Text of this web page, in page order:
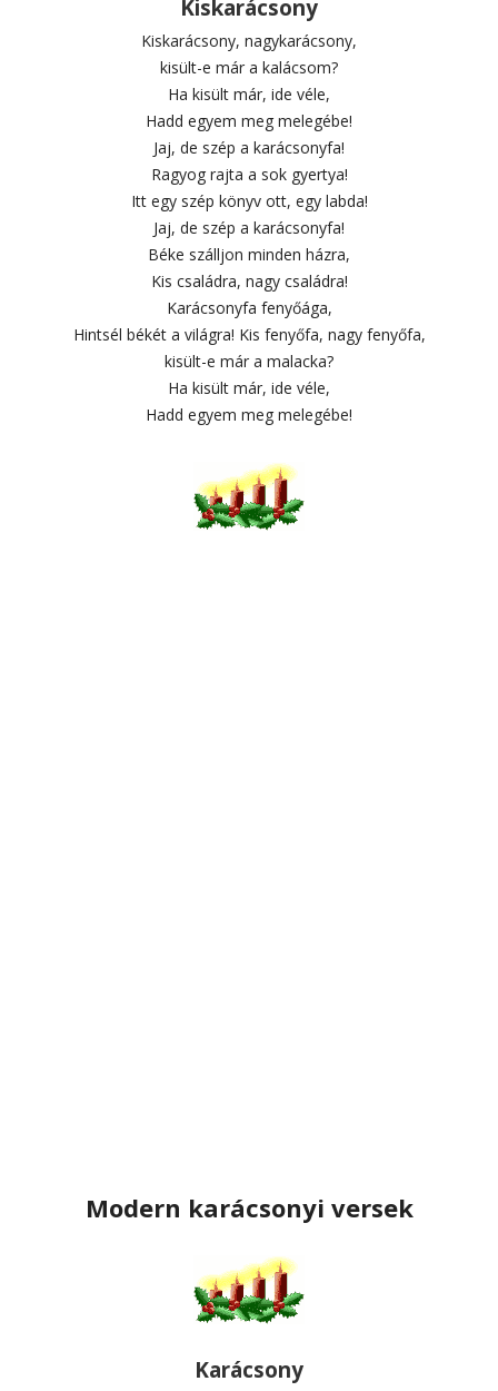
Kiskarácsony
Kiskarácsony, nagykarácsony,
kisült-e már a kalácsom?
Ha kisült már, ide véle,
Hadd egyem meg melegébe!
Jaj, de szép a karácsonyfa!
Ragyog rajta a sok gyertya!
Itt egy szép könyv ott, egy labda!
Jaj, de szép a karácsonyfa!
Béke szálljon minden házra,
Kis családra, nagy családra!
Karácsonyfa fenyőága,
Hintsél békét a világra! Kis fenyőfa, nagy fenyőfa,
kisült-e már a malacka?
Ha kisült már, ide véle,
Hadd egyem meg melegébe!
Modern karácsonyi versek
Karácsony